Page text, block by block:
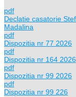
pdf
Declatie casatorie
Madalina
pdf
Dispozitia nr 77 2026
pdf
Dispozitia nr 164 2026
pdf
Dispozitia nr 99 2026
pdf
Dispozitia nr 99 226